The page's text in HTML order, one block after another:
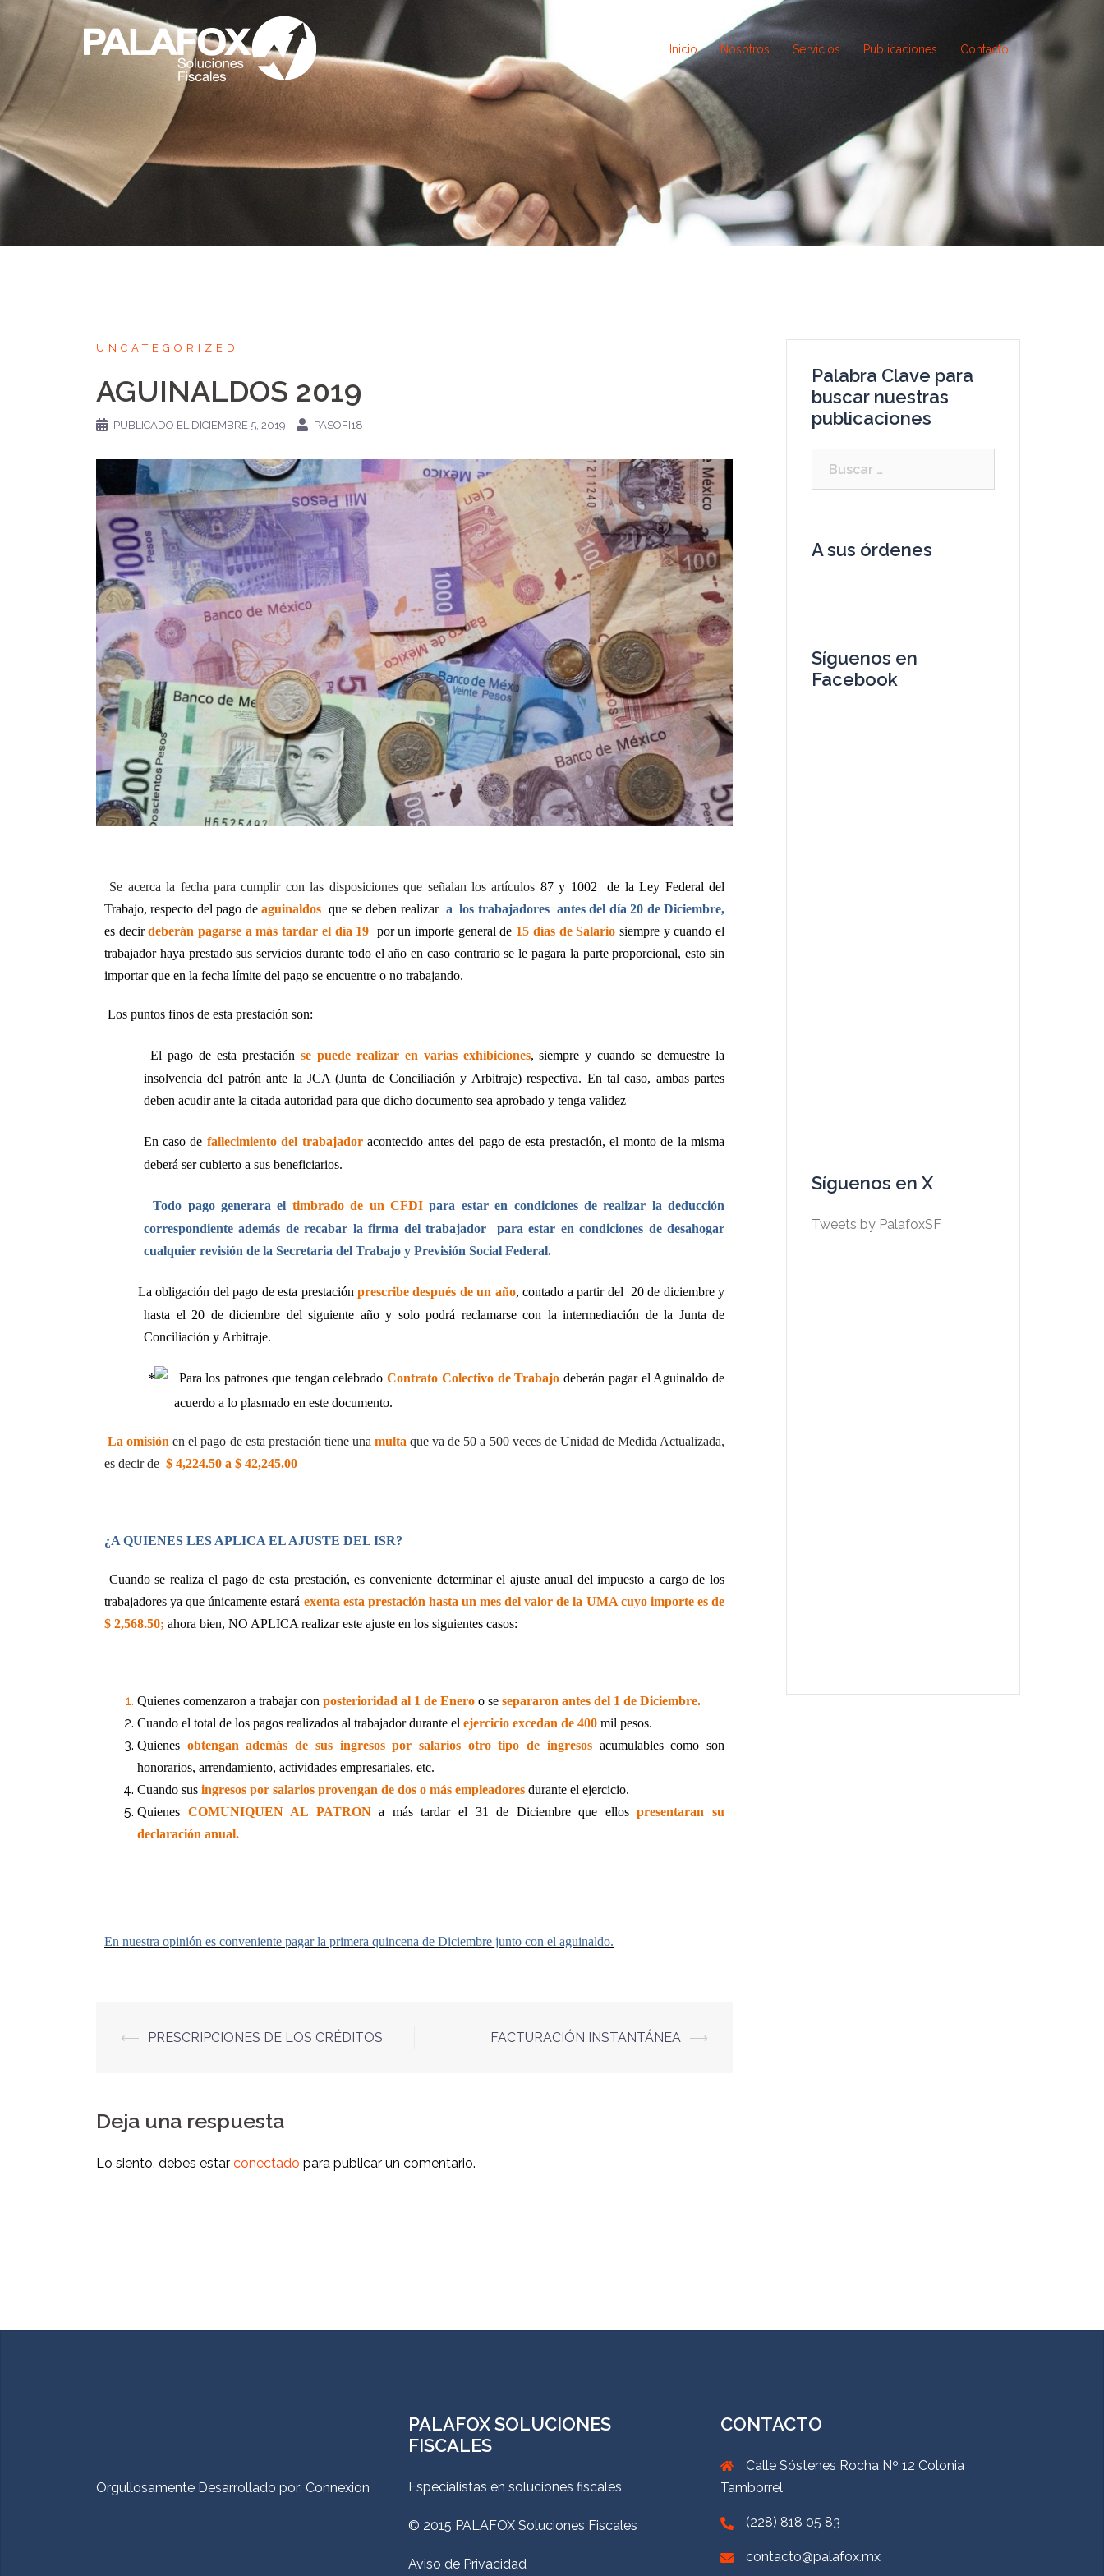
Inicio Nosotros Servicios Publicaciones Contacto
UNCATEGORIZED
AGUINALDOS 2019
PUBLICADO EL DICIEMBRE 5, 2019 PASOFI18
Se acerca la fecha para cumplir con las disposiciones que señalan los artículos 87 y 1002
de la Ley Federal del
Trabajo, respecto del pago deaguinaldos que se deben realizar a los trabajadores antes del día 20 de Diciembre,
es decir deberán pagarse a más tardar el día 19 por un importe general de 15 días de Salario siempre y cuando el
trabajador haya prestado sus servicios durante todo el año en caso contrario se le pagara la parte proporcional, esto sin
importar que en la fecha límite del pago se encuentre o no trabajando.
Los puntos finos de esta prestación son:
El pago de esta prestaciónse puede realizar en varias exhibiciones, siempre y cuando se demuestre la
insolvencia del patrón ante la JCA (Junta de Conciliación y Arbitraje) respectiva. En tal caso, ambas partes
deben acudir ante la citada autoridad para que dicho documento sea aprobado y tenga validez
En caso de fallecimiento del trabajadoracontecido antes del pago de esta prestación, el monto de la misma
deberá ser cubierto a sus beneficiarios.
Todo pago generara el timbrado de un CFDI para estar en condiciones de realizar la deducción
correspondiente además de recabar la firma del trabajador
para estar en condiciones de desahogar
cualquier revisión de la Secretaria del Trabajo y Previsión Social Federal.
La obligación del pago de esta prestaciónprescribe después de un año, contado a partir del
20 de diciembre y
hasta el 20 de diciembre del siguiente año y solo podrá reclamarse con la intermediación de la Junta de
Conciliación y Arbitraje.
Para los patrones que tengan celebradoContrato Colectivo de Trabajo deberán pagar el Aguinaldo de
acuerdo a lo plasmado en este documento.
La omisión en el pago de esta prestación tiene una multa que vade 50 a 500 veces de Unidad de Medida Actualizada,
es decir de $ 4,224.50 a $ 42,245.00
¿A QUIENES LES APLICA EL AJUSTE DEL ISR?
Cuando se realiza el pago de esta prestación, es conveniente determinar el ajuste anual del impuesto a cargo de los
trabajadores ya que únicamente estará exenta esta prestación hasta un mes del valor de la UMA cuyo importe es de
$ 2,568.50; ahora bien, NO APLICA realizar este ajuste en los siguientes casos:
Quienes comenzaron a trabajar con posterioridad al 1 de Enero o se separaron antes del 1 de Diciembre.
Cuando el total de los pagos realizados al trabajador durante el ejercicio excedan de 400 mil pesos.
Quienes obtengan además de sus ingresos por salarios otro tipo de ingresosacumulables como son
honorarios, arrendamiento, actividades empresariales, etc.
Cuando sus ingresos por salarios provengan de dos o más empleadores durante el ejercicio.
Quienes COMUNIQUEN AL PATRONa más tardar el 31 de Diciembre que ellospresentaran su
declaración anual.
En nuestra opinión es conveniente pagar la primera quincena de Diciembre junto con el aguinaldo.
⟵ PRESCRIPCIONES DE LOS CRÉDITOS FACTURACIÓN INSTANTÁNEA ⟶
Deja una respuesta
Lo siento, debes estar conectado para publicar un comentario.
Palabra Clave para
buscar nuestras
publicaciones
A sus órdenes
Síguenos en
Facebook
Síguenos en X
Tweets by PalafoxSF
Orgullosamente Desarrollado por: Connexion
PALAFOX SOLUCIONES
FISCALES
Especialistas en soluciones fiscales
© 2015 PALAFOX Soluciones Fiscales
Aviso de Privacidad
CONTACTO
Calle Sóstenes Rocha Nº 12 Colonia
Tamborrel
(228) 818 05 83
contacto@palafox.mx